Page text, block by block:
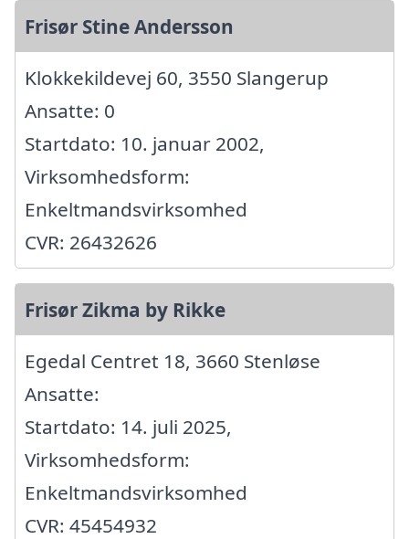
Frisør Stine Andersson
Klokkekildevej 60, 3550 Slangerup
Ansatte: 0
Startdato: 10. januar 2002,
Virksomhedsform:
Enkeltmandsvirksomhed
CVR: 26432626
Frisør Zikma by Rikke
Egedal Centret 18, 3660 Stenløse
Ansatte:
Startdato: 14. juli 2025,
Virksomhedsform:
Enkeltmandsvirksomhed
CVR: 45454932